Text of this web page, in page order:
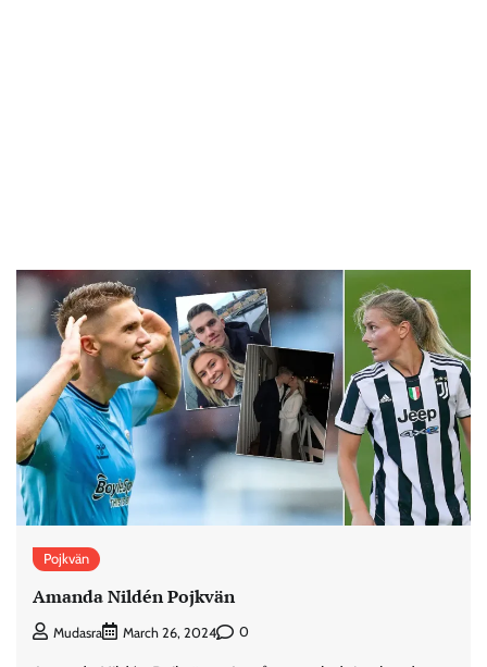
Pojkvän
Amanda Nildén Pojkvän
Mudasra March 26, 2024 0